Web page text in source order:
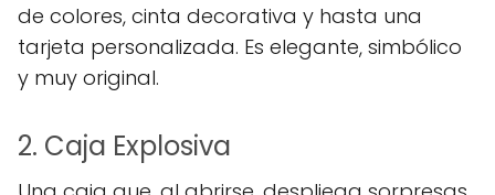
de colores, cinta decorativa y hasta una
tarjeta personalizada. Es elegante, simbólico
y muy original.
2. Caja Explosiva